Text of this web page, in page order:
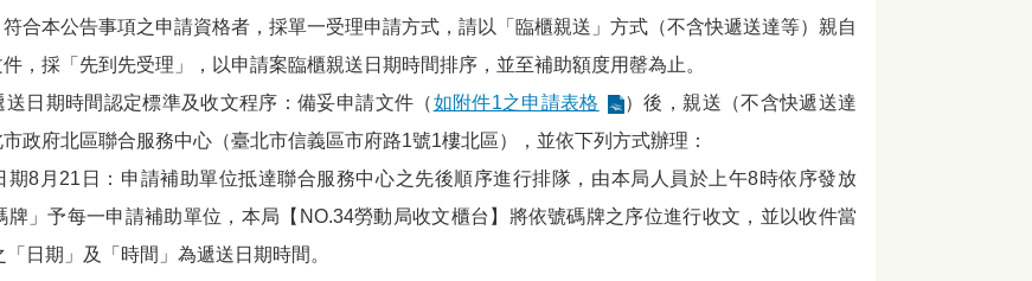
合本公告事項之申請資格者，採單一受理申請方式，請以「臨櫃親送」方式（不含快遞送達等）親自
，採「先到先受理」，以申請案臨櫃親送日期時間排序，並至補助額度用罄為止。
日期時間認定標準及收文程序：備妥申請文件（如附件1之申請表格
）後，親送（不含快遞送達
政府北區聯合服務中心（臺北市信義區市府路1號1樓北區），並依下列方式辦理：
期8月21日：申請補助單位抵達聯合服務中心之先後順序進行排隊，由本局人員於上午8時依序發放
牌」予每一申請補助單位，本局【NO.34勞動局收文櫃台】將依號碼牌之序位進行收文，並以收件當
日期」及「時間」為遞送日期時間。